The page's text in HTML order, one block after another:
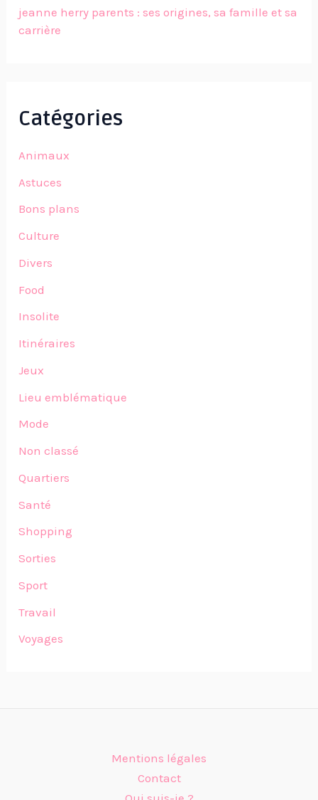
jeanne herry parents : ses origines, sa famille et sa
carrière
Catégories
Animaux
Astuces
Bons plans
Culture
Divers
Food
Insolite
Itinéraires
Jeux
Lieu emblématique
Mode
Non classé
Quartiers
Santé
Shopping
Sorties
Sport
Travail
Voyages
Mentions légales
Contact